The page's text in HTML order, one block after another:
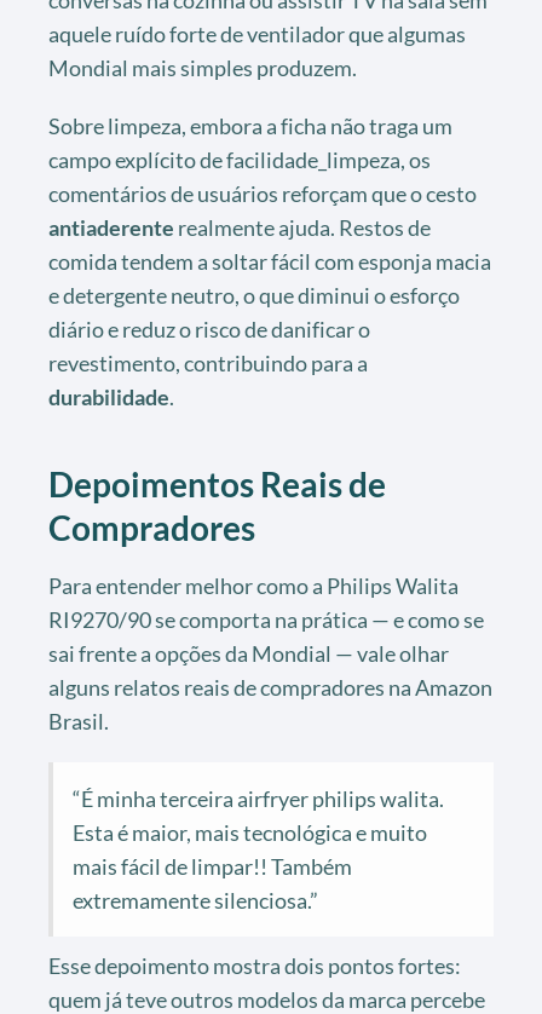
aquele ruído forte de ventilador que algumas
Mondial mais simples produzem.
Sobre limpeza, embora a ficha não traga um
campo explícito de facilidade_limpeza, os
comentários de usuários reforçam que o cesto
antiaderente realmente ajuda. Restos de
comida tendem a soltar fácil com esponja macia
e detergente neutro, o que diminui o esforço
diário e reduz o risco de danificar o
revestimento, contribuindo para a
durabilidade.
Depoimentos Reais de
Compradores
Para entender melhor como a Philips Walita
RI9270/90 se comporta na prática — e como se
sai frente a opções da Mondial — vale olhar
alguns relatos reais de compradores na Amazon
Brasil.
“É minha terceira airfryer philips walita.
Esta é maior, mais tecnológica e muito
mais fácil de limpar!! Também
extremamente silenciosa.”
Esse depoimento mostra dois pontos fortes:
quem já teve outros modelos da marca percebe